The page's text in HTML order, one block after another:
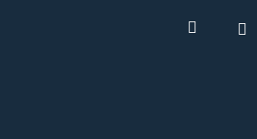
Hľadať